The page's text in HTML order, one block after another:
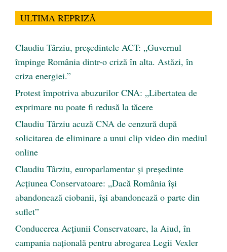
ULTIMA REPRIZĂ
Claudiu Târziu, președintele ACT: „Guvernul
împinge România dintr-o criză în alta. Astăzi, în
criza energiei.”
Protest împotriva abuzurilor CNA: „Libertatea de
exprimare nu poate fi redusă la tăcere
Claudiu Târziu acuză CNA de cenzură după
solicitarea de eliminare a unui clip video din mediul
online
Claudiu Târziu, europarlamentar și președinte
Acțiunea Conservatoare: „Dacă România își
abandonează ciobanii, își abandonează o parte din
suflet”
Conducerea Acțiunii Conservatoare, la Aiud, în
campania națională pentru abrogarea Legii Vexler